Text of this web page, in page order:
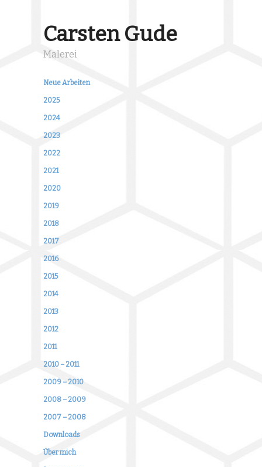
Carsten Gude
Malerei
Neue Arbeiten
2025
2024
2023
2022
2021
2020
2019
2018
2017
2016
2015
2014
2013
2012
2011
2010 – 2011
2009 – 2010
2008 – 2009
2007 – 2008
Downloads
Über mich